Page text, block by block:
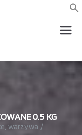
wszystko
dla piekarni,
0.5 KG
warzywa